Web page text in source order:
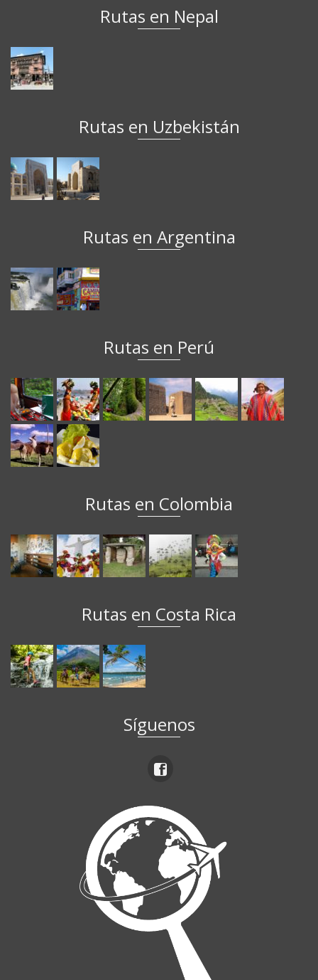
Rutas en Nepal
Rutas en Uzbekistán
Rutas en Argentina
Rutas en Perú
Rutas en Colombia
Rutas en Costa Rica
Síguenos